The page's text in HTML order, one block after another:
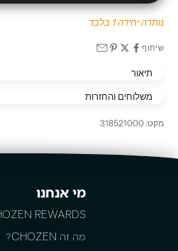
נותרה יחידה 1 בלבד
שיתוף
תיאור
משלוחים והחזרות
מקט: 318521000
מי אנחנו
REWARDS
מה זה CHOZEN?